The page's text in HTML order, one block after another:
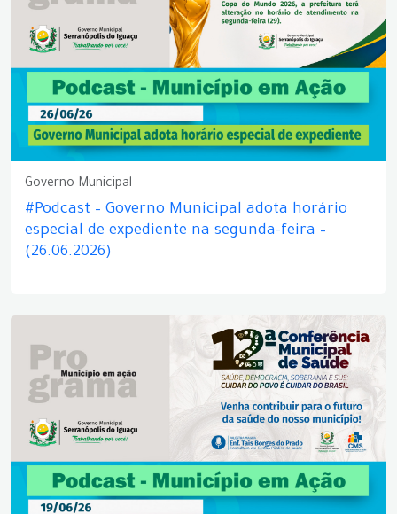
Governo Municipal
#Podcast – Governo Municipal adota horário
especial de expediente na segunda-feira –
(26.06.2026)